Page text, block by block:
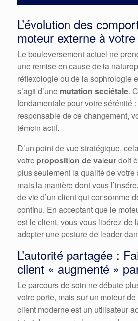
L’évolution des
moteur externe à
Le bouleversement actuel ne
une remise en cause de la
réflexologie ou de la sophrologie
s’agit d’une mutation sociétale.
fondamentale pour votre sérénité :
responsable de ce changement,
témoin actif.
D’un point de vue stratégique,
votre proposition de valeurdoit
plus seulement la qualité de votre
mais la manière dont vous
de vie d’un client qui consomme
continu. En acceptant que le
est le client, vous vous libérez de
adopter une posture de leader
L’autorité partagée :
client « augmenté »
Le parcours de soin ne débute
votre porte, mais sur un moteur
client moderne est un utilisateur